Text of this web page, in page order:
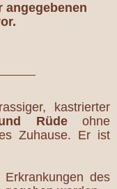
angegebenen
kastrierter
Rüdeohne
Zuhause. Er ist
des